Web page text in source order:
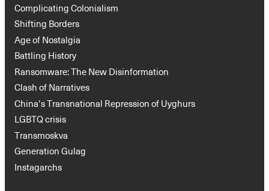
Complicating Colonialism
Shifting Borders
Age of Nostalgia
Battling History
Ransomware: The New Disinformation
Clash of Narratives
China’s Transnational Repression of Uyghurs
LGBTQ crisis
Transmoskva
Generation Gulag
Instagarchs